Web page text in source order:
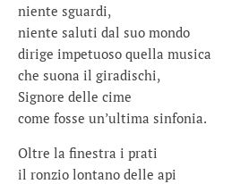
niente sguardi,
niente saluti dal suo mondo
dirige impetuoso quella musica
che suona il giradischi,
Signore delle cime
come fosse un’ultima sinfonia.
Oltre la finestra i prati
il ronzio lontano delle api